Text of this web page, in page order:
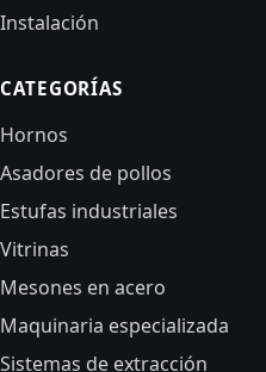
Instalación
CATEGORÍAS
Hornos
Asadores de pollos
Estufas industriales
Vitrinas
Mesones en acero
Maquinaria especializada
Sistemas de extracción